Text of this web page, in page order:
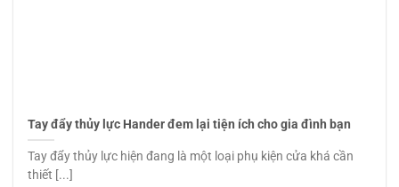
Tay đẩy thủy lực Hander đem lại tiện ích cho gia đình bạn
Tay đẩy thủy lực hiện đang là một loại phụ kiện cửa khá cần
thiết [...]